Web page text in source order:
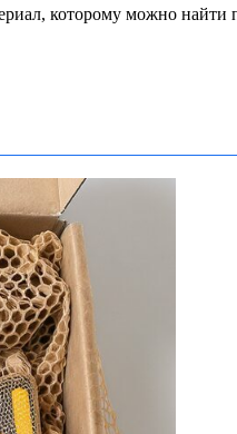
которому можно